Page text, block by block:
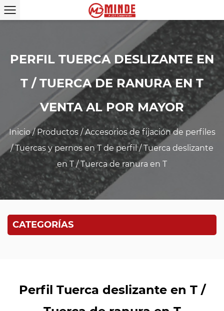
PERFIL TUERCA DESLIZANTE EN
T / TUERCA DE RANURA EN T
VENTA AL POR MAYOR
Inicio/ Productos/Accesorios de fijación de perfiles
/Tuercas y pernos en T de perfil/Tuerca deslizante
en T / Tuerca de ranura en T
CATEGORÍAS
Perfil Tuerca deslizante en T /